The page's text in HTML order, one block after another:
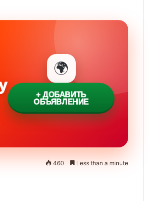
🌍
+ ДОБАВИТЬ
ОБЪЯВЛЕНИЕ
460 Less than a minute